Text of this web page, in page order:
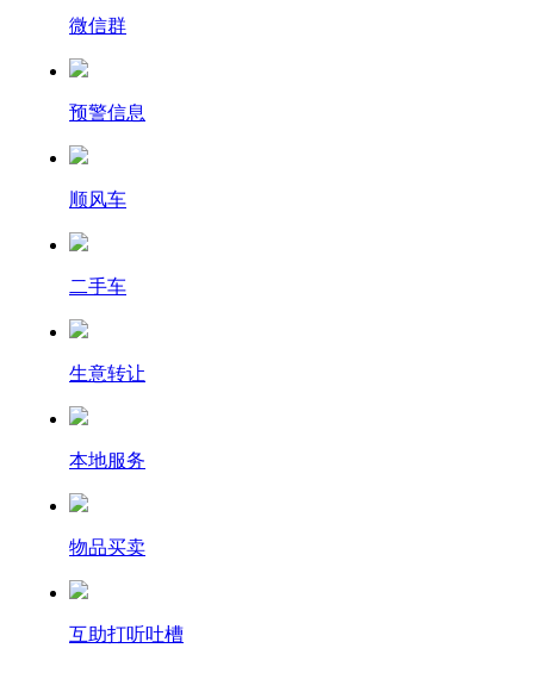
微信群
预警信息
顺风车
二手车
生意转让
本地服务
物品买卖
互助打听吐槽